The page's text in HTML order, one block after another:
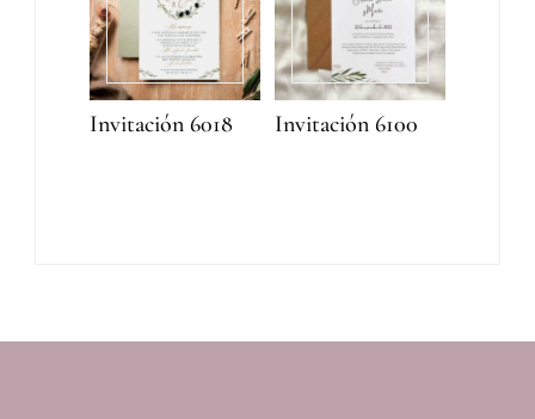
Invitación 6018 Invitación 6100